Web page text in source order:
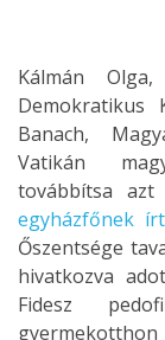
Kálmán
Demokratikus
Banach,
Vatikán
továbbítsa azt
egyházfőnek
Őszentsége
hivatkozva
Fidesz